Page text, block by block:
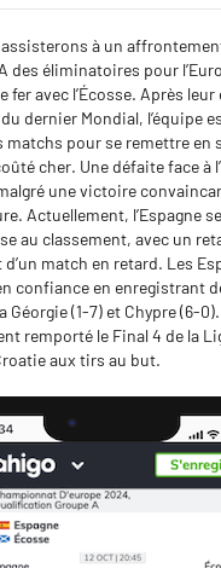
à un
des éliminatoires pour
fer avec l’Écosse. Après
dernier Mondial, l’équipe
matchs pour se remettre en
cher. Une défaite face à
une victoire
Actuellement, l’Espagne
au classement, avec un
match en retard. Les
confiance en enregistrant
Géorgie (1-7) et Chypre (6-
remporté le Final 4 de la
aux tirs au but.